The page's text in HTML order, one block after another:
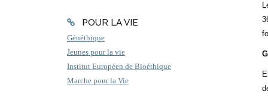
POUR LA VIE
Généthique
Jeunes pour la vie
Institut Européen de Bioéthique
Marche pour la Vie